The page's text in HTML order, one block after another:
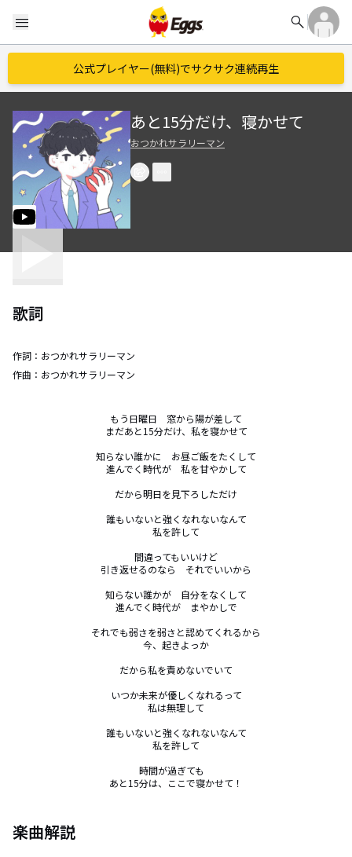
menu search
公式プレイヤー(無料)でサクサク連続再生
あと15分だけ、寝かせて
おつかれサラリーマン
歌詞
作詞： おつかれサラリーマン
作曲： おつかれサラリーマン
もう日曜日　窓から陽が差して
まだあと15分だけ、私を寝かせて
知らない誰かに　お昼ご飯をたくして
進んでく時代が　私を甘やかして
だから明日を見下ろしただけ
誰もいないと強くなれないなんて
私を許して
間違ってもいいけど
引き返せるのなら　それでいいから
知らない誰かが　自分をなくして
進んでく時代が　まやかしで
それでも弱さを弱さと認めてくれるから
今、起きよっか
だから私を責めないでいて
いつか未来が優しくなれるって
私は無理して
誰もいないと強くなれないなんて
私を許して
時間が過ぎても
あと15分は、ここで寝かせて！
楽曲解説